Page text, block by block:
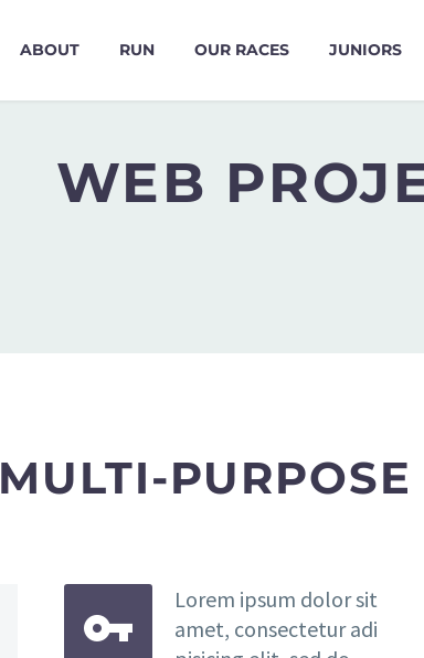
ABOUT RUN OUR RACES JUNIORS
WEB
MULTI-


Lorem ipsum dolor sit
amet, consectetur adi